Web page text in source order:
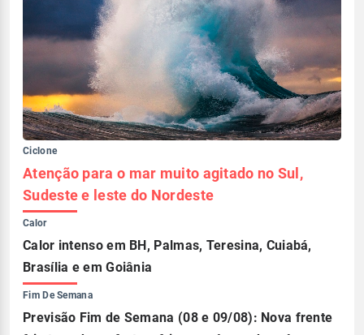
Ciclone
Atenção para o mar muito agitado no Sul,
Sudeste e leste do Nordeste
Calor
Calor intenso em BH, Palmas, Teresina, Cuiabá,
Brasília e em Goiânia
Fim De Semana
Previsão Fim de Semana (08 e 09/08): Nova frente